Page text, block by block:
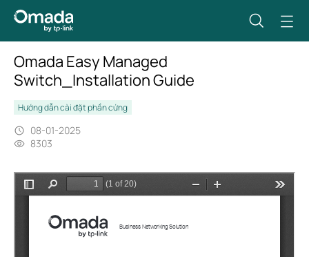
Omada Easy Managed
Switch_Installation Guide
Hướng dẫn cài đặt phần cứng
08-01-2025
8303